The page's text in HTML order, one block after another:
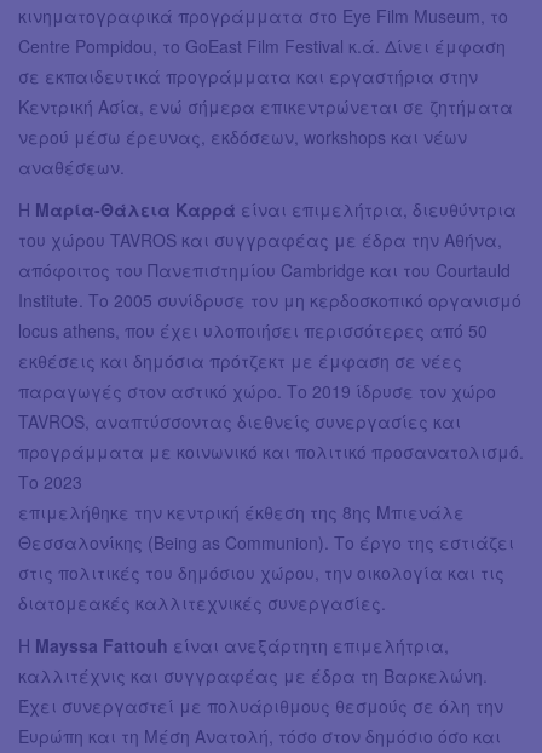
κινηματογραφικά προγράμματα στο Eye Film Museum, το
Centre Pompidou, το GoEast Film Festival κ.ά. Δίνει έμφαση
σε εκπαιδευτικά προγράμματα και εργαστήρια στην
Κεντρική Ασία, ενώ σήμερα επικεντρώνεται σε ζητήματα
νερού μέσω έρευνας, εκδόσεων, workshops και νέων
αναθέσεων.
Η Μαρία-Θάλεια Καρρά είναι επιμελήτρια, διευθύντρια
του χώρου TAVROS και συγγραφέας με έδρα την Αθήνα,
απόφοιτος του Πανεπιστημίου Cambridge και του Courtauld
Institute. Το 2005 συνίδρυσε τον μη κερδοσκοπικό οργανισμό
locus athens, που έχει υλοποιήσει περισσότερες από 50
εκθέσεις και δημόσια πρότζεκτ με έμφαση σε νέες
παραγωγές στον αστικό χώρο. Το 2019 ίδρυσε τον χώρο
TAVROS, αναπτύσσοντας διεθνείς συνεργασίες και
προγράμματα με κοινωνικό και πολιτικό προσανατολισμό.
Το 2023
επιμελήθηκε την κεντρική έκθεση της 8ης Μπιενάλε
Θεσσαλονίκης (Being as Communion). Το έργο της εστιάζει
στις πολιτικές του δημόσιου χώρου, την οικολογία και τις
διατομεακές καλλιτεχνικές συνεργασίες.
Η Mayssa Fattouh είναι ανεξάρτητη επιμελήτρια,
καλλιτέχνις και συγγραφέας με έδρα τη Βαρκελώνη.
Έχει συνεργαστεί με πολυάριθμους θεσμούς σε όλη την
Ευρώπη και τη Μέση Ανατολή, τόσο στον δημόσιο όσο και